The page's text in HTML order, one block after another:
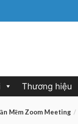
Thương hiệu
Mềm Zoom Meeting